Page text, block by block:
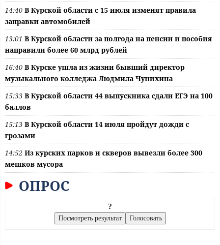
14:40 В Курской области с 15 июля изменят правила
заправки автомобилей
13:01 В Курской области за полгода на пенсии и пособия
направили более 60 млрд рублей
16:40 В Курске ушла из жизни бывший директор
музыкального колледжа Людмила Чунихина
15:33 В Курской области 44 выпускника сдали ЕГЭ на 100
баллов
15:13 В Курской области 14 июля пройдут дожди с
грозами
14:52 Из курских парков и скверов вывезли более 300
мешков мусора
ОПРОС
?